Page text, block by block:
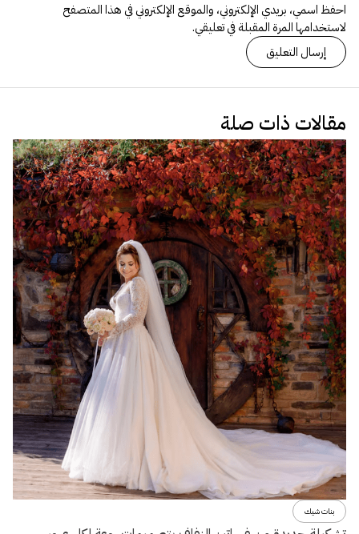
احفظ اسمي، بريدي الإلكتروني، والموقع الإلكتروني في هذا المتصفح
لاستخدامها المرة المقبلة في تعليقي.
مقالات ذات صلة
بنات شيك